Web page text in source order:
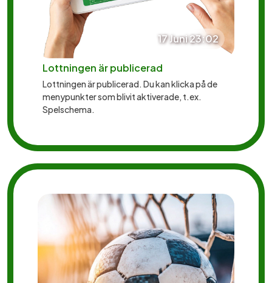
17 Juni 23:02
Lottningen är publicerad
Lottningen är publicerad. Du kan klicka på de
menypunkter som blivit aktiverade, t.ex.
Spelschema.